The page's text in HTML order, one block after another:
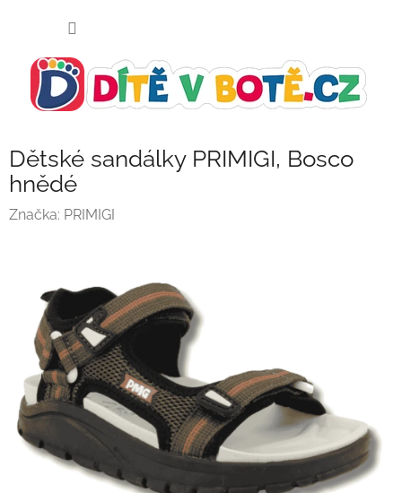
Dětské sandálky PRIMIGI, Bosco
hnědé
Značka: PRIMIGI